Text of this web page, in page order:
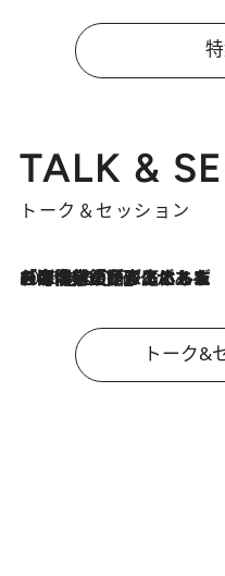
TALK &
トーク＆セッション
2026.8.3
「今後値上げがあるとすれば…」「リスクがあるのは今年の冬」エネルギー専門家が語る、ホルムズ海峡封鎖が家庭にもたらす“ある心配”
トーク&